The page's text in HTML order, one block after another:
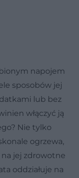
napojem
sposobów jej
lub bez
włączyć ją
Nie tylko
ogrzewa,
jej zdrowotne
oddziałuje na